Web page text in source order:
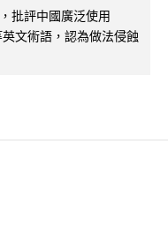
批評中國廣泛使用
文術語，認為做法侵蝕